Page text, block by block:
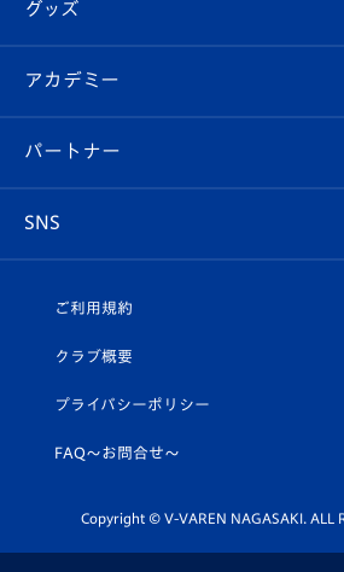
チケット
イベント
メディア
ホームタウン
スタッフプロフィール
マスコット紹介
平和祈念活動
ホームタウン活動
Revive Team
ヴィヴィくんの長崎おもてなしガイド
フォトギャラリー
スタジアムグルメ
V-LOVERS（ファンクラブ）
プレイヤーズスイート
グッズ
オンラインショップ
店舗情報
アカデミー
育成からのお知らせ
U-18
スクール
パートナー
SNS
ヴィヴィくんインスタグラム
公式LINE＠
ご利用規約
クラブ概要
プライバシーポリシー
FAQ〜お問合せ〜
Copyright © V-VAREN NAGASAKI. ALL